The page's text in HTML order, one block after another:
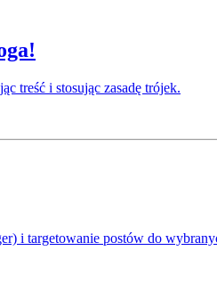
treść i stosując zasadę trójek.
i targetowanie postów do